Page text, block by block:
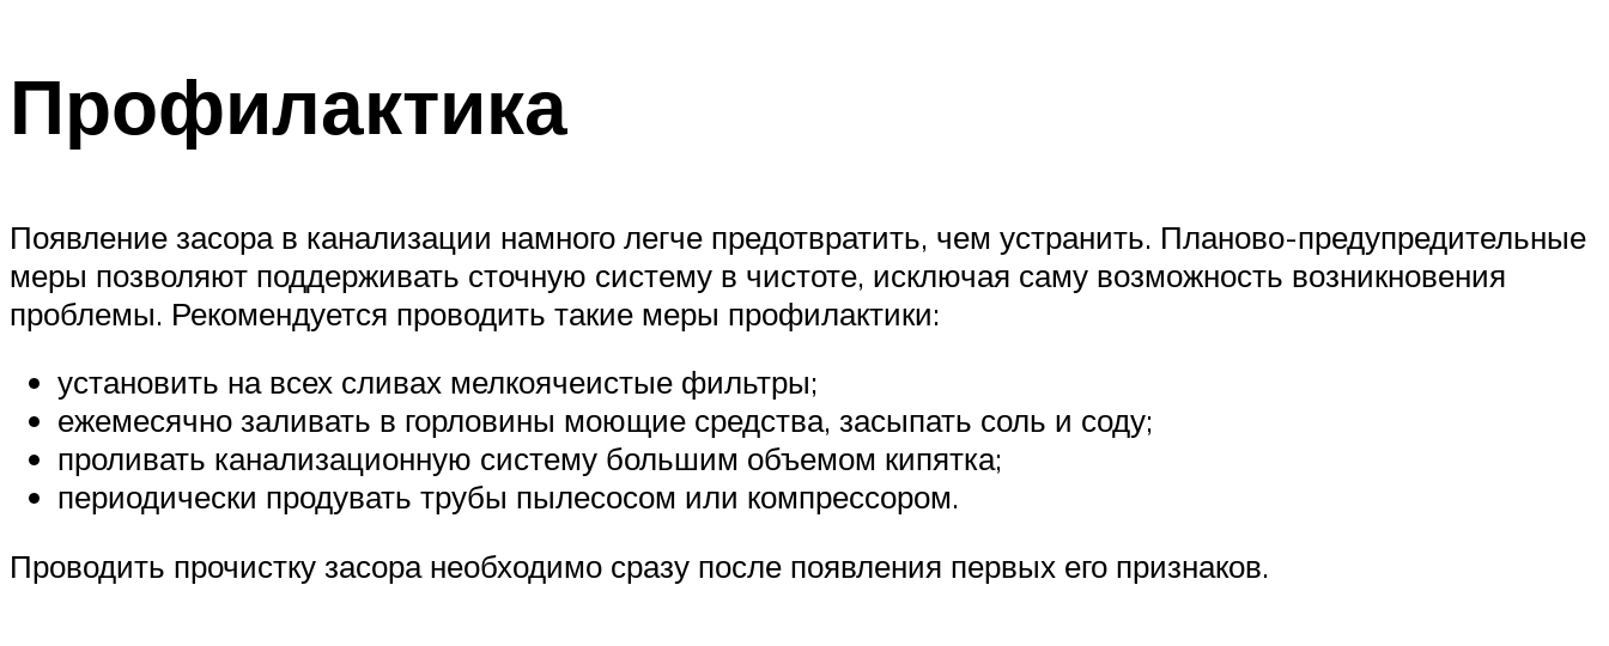
Профилактика
Появление засора в канализации намного легче предотвратить, чем устранить. Планово-предупредительные
меры позволяют поддерживать сточную систему в чистоте, исключая саму возможность возникновения
проблемы. Рекомендуется проводить такие меры профилактики:
установить на всех сливах мелкоячеистые фильтры;
ежемесячно заливать в горловины моющие средства, засыпать соль и соду;
проливать канализационную систему большим объемом кипятка;
периодически продувать трубы пылесосом или компрессором.
Проводить прочистку засора необходимо сразу после появления первых его признаков.